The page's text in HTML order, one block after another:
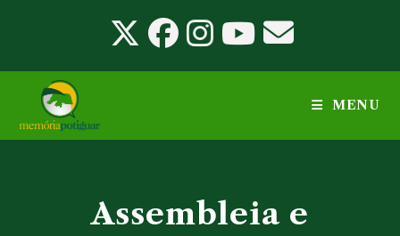
conteúdo
MENU
Assembleia e